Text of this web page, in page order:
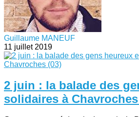
Guillaume MANEUF
11 juillet 2019
2 juin : la balade des
solidaires à Chavroches